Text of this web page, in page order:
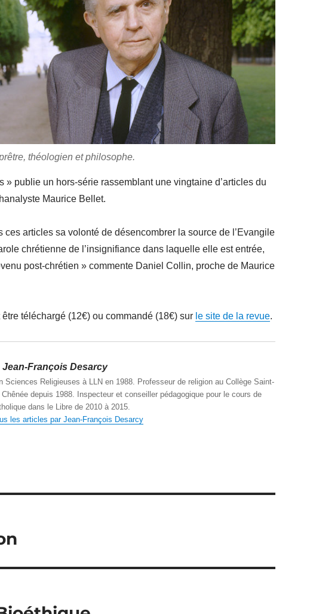
théologien et philosophe.
» publie un hors-série rassemblant une vingtaine d’articles du
Maurice Bellet.
ces articles sa volonté de désencombrer la source de l’Evangile
chrétienne de l’insignifiance dans laquelle elle est entrée,
post-chrétien » commente Daniel Collin, proche de Maurice
téléchargé (12€) ou commandé (18€) sur le site de la revue.
Jean-François Desarcy
Sciences Religieuses à LLN en 1988. Professeur de religion au Collège Saint-
depuis 1988. Inspecteur et conseiller pédagogique pour le cours de
dans le Libre de 2010 à 2015.
les articles par Jean-François Desarcy